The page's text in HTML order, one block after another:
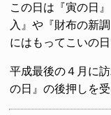
この日は『寅の日
入』や『財布の新
にはもってこいの日
平成最後の４月に
の日』の後押しを